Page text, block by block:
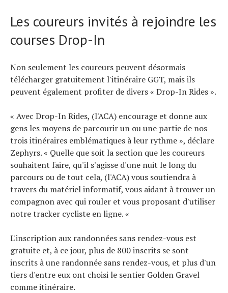
Les coureurs invités à rejoindre les
courses Drop-In
Non seulement les coureurs peuvent désormais
télécharger gratuitement l'itinéraire GGT, mais ils
peuvent également profiter de divers « Drop-In Rides ».
« Avec Drop-In Rides, (l'ACA) encourage et donne aux
gens les moyens de parcourir un ou une partie de nos
trois itinéraires emblématiques à leur rythme », déclare
Zephyrs. « Quelle que soit la section que les coureurs
souhaitent faire, qu'il s'agisse d'une nuit le long du
parcours ou de tout cela, (l'ACA) vous soutiendra à
travers du matériel informatif, vous aidant à trouver un
compagnon avec qui rouler et vous proposant d'utiliser
notre tracker cycliste en ligne. «
L'inscription aux randonnées sans rendez-vous est
gratuite et, à ce jour, plus de 800 inscrits se sont
inscrits à une randonnée sans rendez-vous, et plus d'un
tiers d'entre eux ont choisi le sentier Golden Gravel
comme itinéraire.